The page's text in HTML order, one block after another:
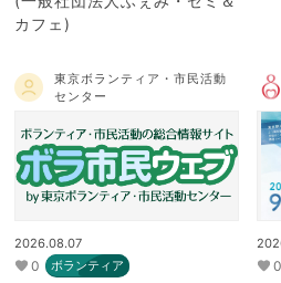
カフェ)
東京ボランティア・市民活動
センター
2026.08.07
0 ボランティア 0